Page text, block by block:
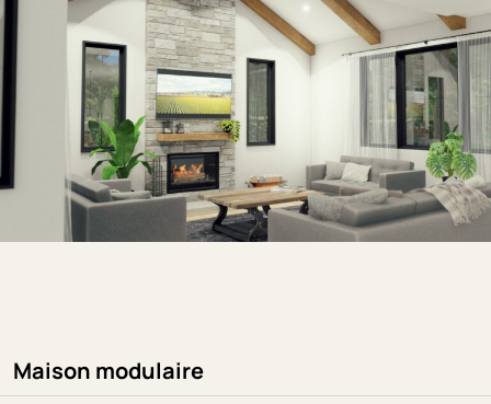
avec la factory !
Maison modulaire